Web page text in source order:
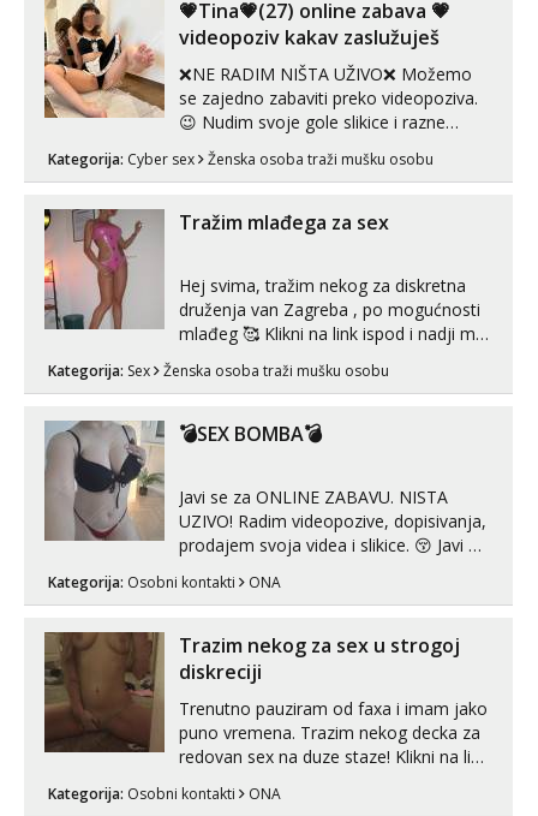
💗Tina💗(27) online zabava 💗
videopoziv kakav zaslužuješ
❌NE RADIM NIŠTA UŽIVO❌ Možemo
se zajedno zabaviti preko videopoziva.
😉 Nudim svoje gole slikice i razne
videouradke. 🤩 Za online zabavu pošalji
poruku na Whatsapp, Telegram ili Viber.
autentičnosti možeš me vidjeti na
videopozivu. 😉 S vama sam vec 5 ...
Kategorija: Cyber sex Ženska osoba traži mušku osobu
Tražim mlađega za sex
Hej svima, tražim nekog za diskretna
druženja van Zagreba , po mogućnosti
mlađeg 🥰 Klikni na link ispod i nadji me
Kategorija: Sex Ženska osoba traži mušku osobu
💣SEX BOMBA💣
Javi se za ONLINE ZABAVU. NISTA
UZIVO! Radim videopozive, dopisivanja,
prodajem svoja videa i slikice. 😚 Javi mi
Telegram. +385 91 723 0045
Kategorija: Osobni kontakti ONA
Trazim nekog za sex u strogoj
diskreciji
Trenutno pauziram od faxa i imam jako
puno vremena. Trazim nekog decka za
redovan sex na duze staze! Klikni na link
Kategorija: Osobni kontakti ONA